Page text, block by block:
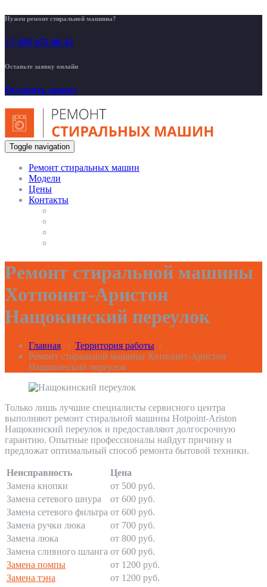
Нужен ремонт стиральной машины?
+7 499 455-00-42
Оставьте заявку онлайн
Оставить заявку
Toggle navigation
Ремонт стиральных машин
Модели
Цены
Контакты
Ремонт стиральной машины
Хотпоинт-Аристон
Нащокинский переулок
Главная / Территория работы /
Ремонт стиральной машины Хотпоинт-Аристон
Нащокинский переулок
Только лишь лучшие специалисты сервисного центра
выполняют ремонт стиральной машины Hotpoint-Ariston
Нащокинский переулок и предоставляют долгосрочную
гарантию. Опытные профессионалы найдут причину и
предложат оптимальный способ ремонта бытовой техники.
Неисправность
Цена
Замена кнопки
от 500 руб.
Замена сетевого шнура
от 600 руб.
Замена сетевого фильтра от 600 руб.
Замена ручки люка
от 700 руб.
Замена люка
от 800 руб.
Замена сливного шланга от 600 руб.
Замена помпы
от 1200 руб.
Замена тэна
от 1200 руб.